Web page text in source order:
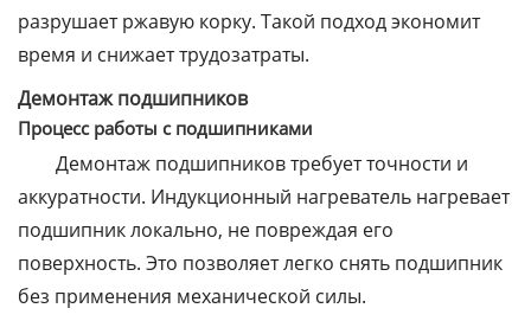
разрушает ржавую корку. Такой подход экономит
время и снижает трудозатраты.
Демонтаж подшипников
Процесс работы с подшипниками
Демонтаж подшипников требует точности и
аккуратности. Индукционный нагреватель нагревает
подшипник локально, не повреждая его
поверхность. Это позволяет легко снять подшипник
без применения механической силы.